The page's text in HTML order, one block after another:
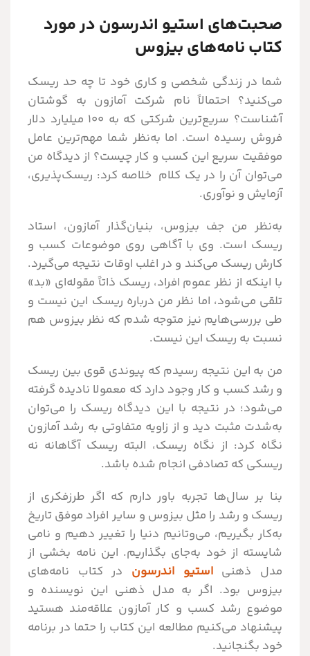
صحبت‌های استیو اندرسون در مورد
کتاب نامه‌های بیزوس
شما در زندگی شخصی و کاری خود تا چه حد ریسک
می‌کنید؟ احتمالاً نام شرکت آمازون به گوشتان
آشناست؟ سریع‌ترین شرکتی که به ۱۰۰ میلیارد دلار
فروش رسیده است. اما به‌نظر شما مهم‌ترین عامل
موفقیت سریع این کسب و کار چیست؟ از دیدگاه من
می‌توان آن را در یک کلام خلاصه کرد: ریسک‌پذیری،
آزمایش و نوآوری.
به‌نظر من جف بیزوس، بنیان‌گذار آمازون، استاد
ریسک است. وی با آگاهی روی موضوعات کسب و
کارش ریسک می‌کند و در اغلب اوقات نتیجه می‌گیرد.
با اینکه از نظر عموم افراد، ریسک ذاتاً مقوله‌ای «بد»
تلقی می‌شود، اما نظر من درباره ریسک این نیست و
طی بررسی‌هایم نیز متوجه شدم که نظر بیزوس هم
نسبت به ریسک این نیست.
من به این نتیجه رسیدم که پیوندی قوی بین ریسک
و رشد کسب و کار وجود دارد که معمولا نادیده گرفته
می‌شود؛ در نتیجه با این دیدگاه ریسک را می‌توان
به‌شدت مثبت دید و از زاویه متفاوتی به رشد آمازون
نگاه کرد: از نگاه ریسک، البته ریسک آگاهانه نه
ریسکی که تصادفی انجام شده باشد.
بنا بر سال‌ها تجربه باور دارم که اگر طرزفکری از
ریسک و رشد را مثل بیزوس و سایر افراد موفق تاریخ
به‌کار بگیریم، می‌وتانیم دنیا را تغییر دهیم و نامی
شایسته از خود به‌جای بگذاریم. این نامه بخشی از
مدل ذهنیاستیو اندرسون در کتاب نامه‌های
بیزوس بود. اگر به مدل ذهنی این نویسنده و
موضوع رشد کسب و کار آمازون علاقه‌مند هستید
پیشنهاد می‌کنیم مطالعه این کتاب را حتما در برنامه
خود بگنجانید.